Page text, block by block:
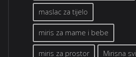
maslac za tijelo
miris za mame i bebe
miris za prostor Mirisna